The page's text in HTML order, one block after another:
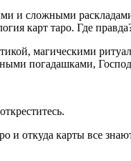
и сложными
карт таро. Где
магическими
погадашками,
и откуда карты все